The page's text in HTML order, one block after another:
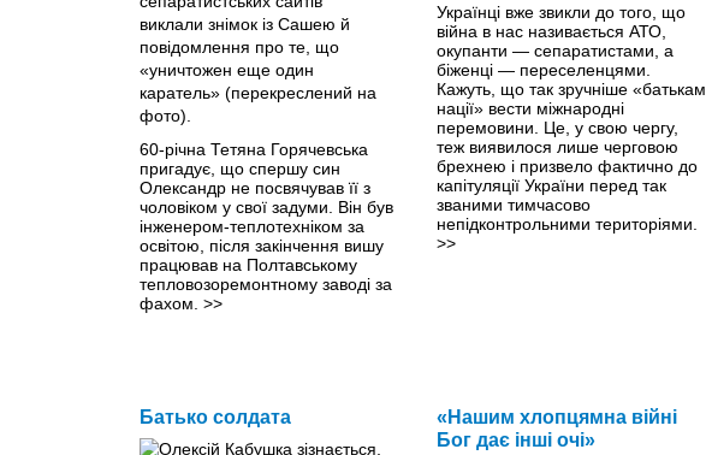
60-річна Тетяна Горячевська
пригадує, що спершу син
Олександр не посвячував її з
чоловіком у свої задуми. Він був
інженером-теплотехніком за
освітою, після закінчення вишу
працював на Полтавському
тепловозоремонтному заводі за
фахом. >>
Українці вже звикли до того, що
війна в нас називається АТО,
окупанти — сепаратистами, а
біженці — переселенцями.
Кажуть, що так зручніше «батькам
нації» вести міжнародні
перемовини. Це, у свою чергу,
теж виявилося лише черговою
брехнею і призвело фактично до
капітуляції України перед так
званими тимчасово
непідконтрольними територіями.
>>
Батько солдата
«Нашим хлопцямна війні
Бог дає інші очі»